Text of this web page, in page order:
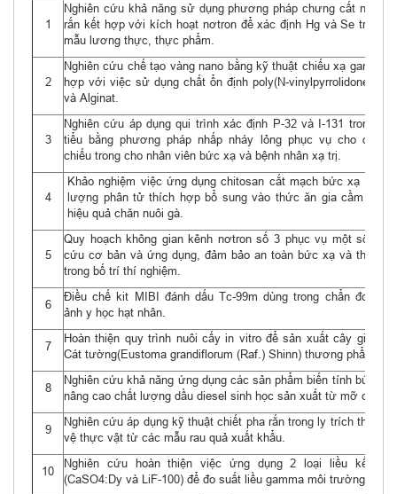
1
Nghiên cứu khả năng sử dụng phương pháp chưng cất nhiệt
rắn kết hợp với kích hoạt nơtron để xác định Hg và Se trong
mẫu lương thực, thực phẩm.
2
Nghiên cứu chế tạo vàng nano bằng kỹ thuật chiếu xạ gamma
hợp với việc sử dụng chất ổn định poly(N-vinylpyrrolidone)
và Alginat.
3
Nghiên cứu áp dụng qui trình xác định P-32 và I-131 trong
tiểu bằng phương pháp nhấp nháy lỏng phục vụ cho định
chiếu trong cho nhân viên bức xạ và bệnh nhân xạ trị.
4
Khảo nghiệm việc ứng dụng chitosan cắt mạch bức xạ có
lượng phân tử thích hợp bổ sung vào thức ăn gia cầm để
hiệu quả chăn nuôi gà.
5
Quy hoạch không gian kênh nơtron số 3 phục vụ một số
cứu cơ bản và ứng dụng, đảm bảo an toàn bức xạ và thuận
trong bố trí thí nghiệm.
6
Điều chế kit MIBI đánh dấu Tc-99m dùng trong chẩn đoán
ảnh y học hạt nhân.
7
Hoàn thiện quy trình nuôi cấy in vitro để sản xuất cây giống
Cát tường(Eustoma grandiflorum (Raf.) Shinn) thương phẩm.
8
Nghiên cứu khả năng ứng dụng các sản phẩm biến tính bức xạ
nâng cao chất lượng dầu diesel sinh học sản xuất từ mỡ cá
9
Nghiên cứu áp dụng kỹ thuật chiết pha rắn trong ly trích thuốc
vệ thực vật từ các mẫu rau quả xuất khẩu.
10
Nghiên cứu hoàn thiện việc ứng dụng 2 loại liều kế
(CaSO4:Dy và LiF-100) để đo suất liều gamma môi trường.